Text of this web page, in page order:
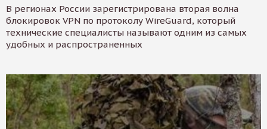
В регионах России зарегистрирована вторая волна
блокировок VPN по протоколу WireGuard, который
технические специалисты называют одним из самых
удобных и распространенных